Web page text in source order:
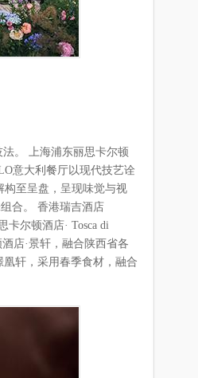
。 上海浦东丽思卡尔顿
意大利餐厅以现代技艺诠
构至呈盘，呈现味觉与视
合。 香港瑞吉酒店
卡尔顿酒店· Tosca di
店·景轩，融合陕西省各
轩，采用春季食材，融合